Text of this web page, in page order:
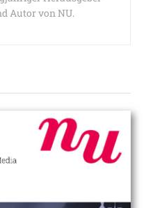
Autor von NU.